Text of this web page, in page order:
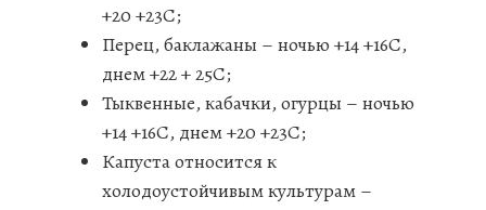
+20 +23С;
Перец, баклажаны – ночью +14 +16С,
днем +22 + 25С;
Тыквенные, кабачки, огурцы – ночью
+14 +16С, днем +20 +23С;
Капуста относится к
холодоустойчивым культурам –